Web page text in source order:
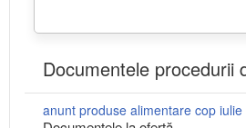
Documentele procedurii
anunt produse alimentare cop